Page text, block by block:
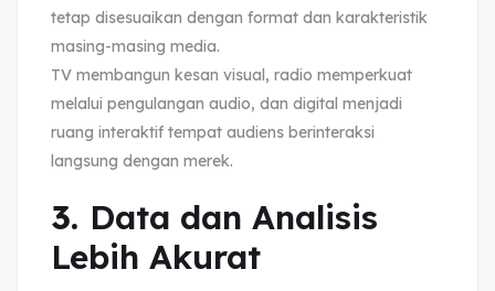
tetap disesuaikan dengan format dan karakteristik
masing-masing media.
TV membangun kesan visual, radio memperkuat
melalui pengulangan audio, dan digital menjadi
ruang interaktif tempat audiens berinteraksi
langsung dengan merek.
3. Data dan Analisis
Lebih Akurat